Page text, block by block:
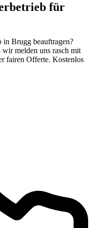
für
in Brugg beauftragen?
melden uns rasch mit
fairen Offerte. Kostenlos